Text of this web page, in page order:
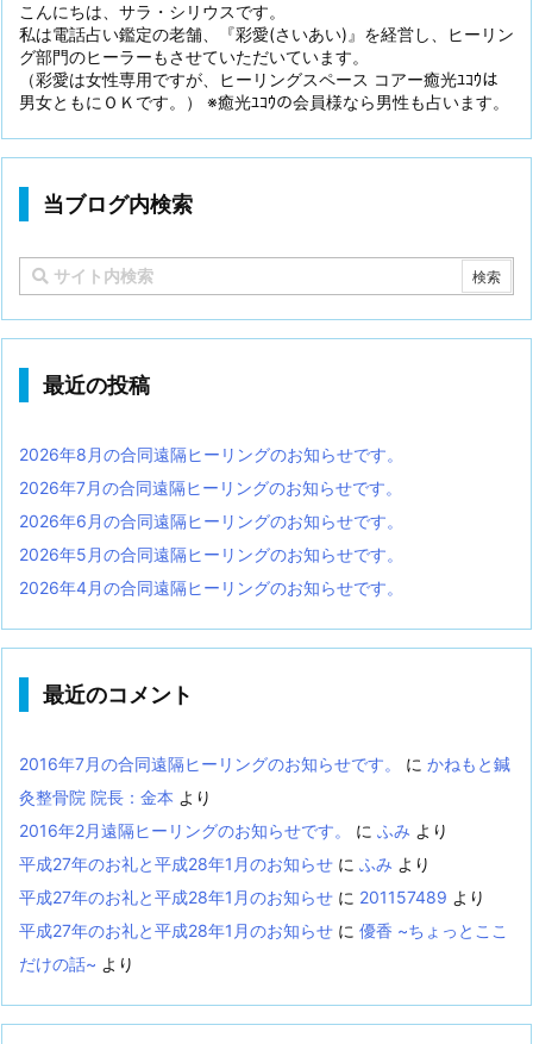
こんにちは、サラ・シリウスです。
私は電話占い鑑定の老舗、『彩愛(さいあい)』を経営し、ヒーリン
グ部門のヒーラーもさせていただいています。
（彩愛は女性専用ですが、ヒーリングスペース コアー癒光ﾕｺｳは
男女ともにＯＫです。） ※癒光ﾕｺｳの会員様なら男性も占います。
当ブログ内検索
最近の投稿
2026年8月の合同遠隔ヒーリングのお知らせです。
2026年7月の合同遠隔ヒーリングのお知らせです。
2026年6月の合同遠隔ヒーリングのお知らせです。
2026年5月の合同遠隔ヒーリングのお知らせです。
2026年4月の合同遠隔ヒーリングのお知らせです。
最近のコメント
2016年7月の合同遠隔ヒーリングのお知らせです。 に かねもと鍼
灸整骨院 院長：金本 より
2016年2月遠隔ヒーリングのお知らせです。
に ふみ より
平成27年のお礼と平成28年1月のお知らせ に ふみ より
平成27年のお礼と平成28年1月のお知らせ に 201157489 より
平成27年のお礼と平成28年1月のお知らせ に 優香 ~ちょっとここ
だけの話~ より